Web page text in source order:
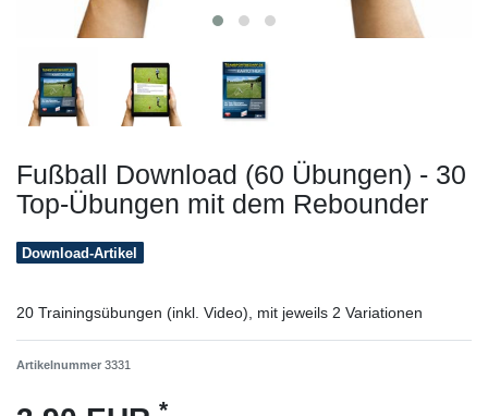
Fußball Download (60 Übungen) - 30
Top-Übungen mit dem Rebounder
Download-Artikel
20 Trainingsübungen (inkl. Video), mit jeweils 2 Variationen
Artikelnummer 3331
*